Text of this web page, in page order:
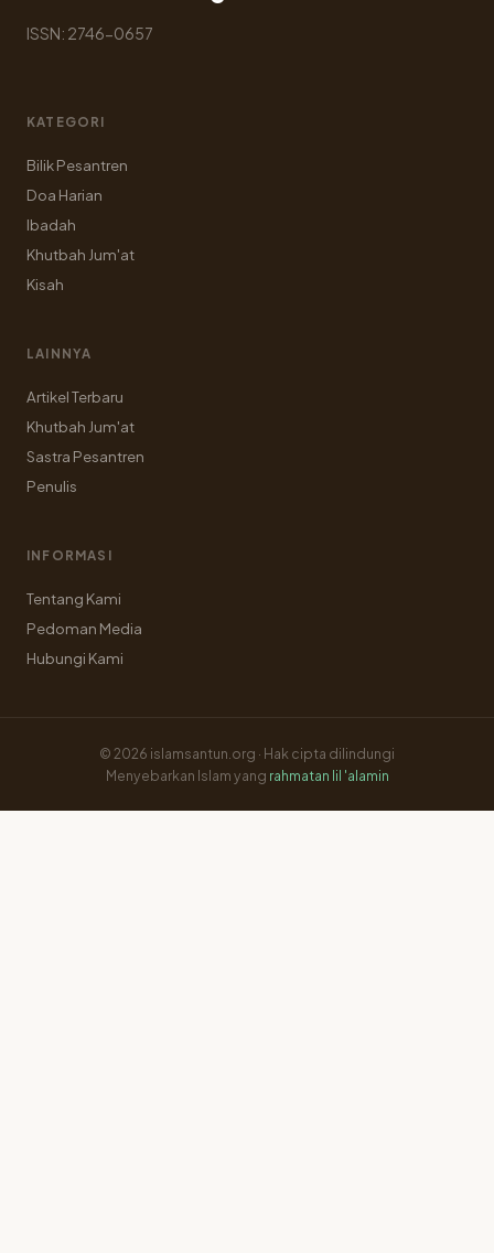
ISSN: 2746-0657
KATEGORI
Bilik Pesantren
Doa Harian
Ibadah
Khutbah Jum'at
Kisah
LAINNYA
Artikel Terbaru
Khutbah Jum'at
Sastra Pesantren
Penulis
INFORMASI
Tentang Kami
Pedoman Media
Hubungi Kami
© 2026 islamsantun.org · Hak cipta dilindungi
Menyebarkan Islam yang rahmatan lil 'alamin